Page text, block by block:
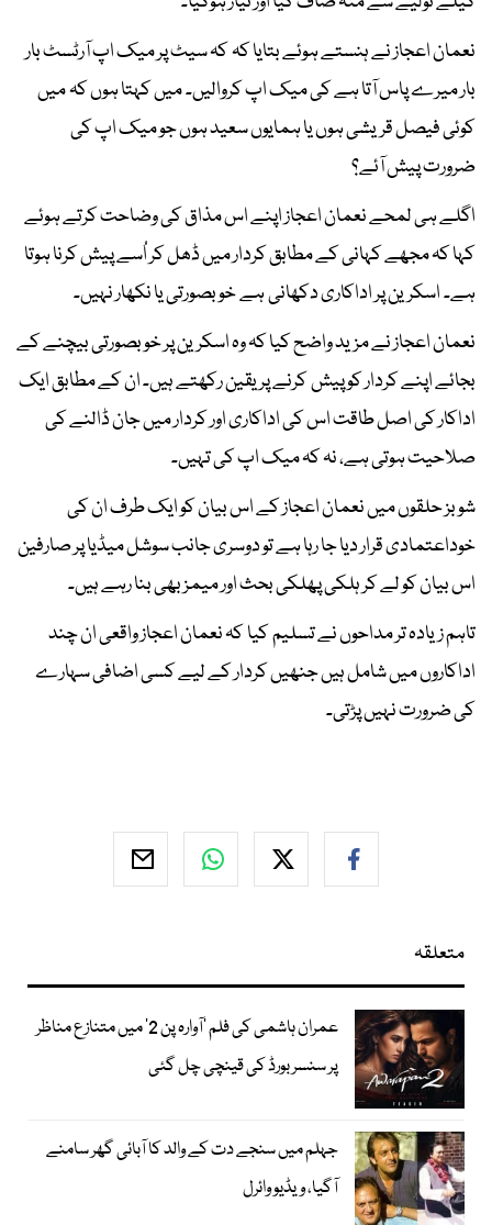
نعمان اعجاز نے ہنستے ہوئے بتایا کہ کہ سیٹ پر میک اپ آرٹسٹ بار
بار میرے پاس آتا ہے کی میک اپ کروالیں۔ میں کہتا ہوں کہ میں
کوئی فیصل قریشی ہوں یا ہمایوں سعید ہوں جو میک اپ کی
ضرورت پیش آئے؟
اگلے ہی لمحے نعمان اعجاز اپنے اس مذاق کی وضاحت کرتے ہوئے
کہا کہ مجھے کہانی کے مطابق کردار میں ڈھل کر اُسے پیش کرنا ہوتا
ہے۔ اسکرین پر اداکاری دکھانی ہے خوبصورتی یا نکھار نہیں۔
نعمان اعجاز نے مزید واضح کیا کہ وہ اسکرین پر خوبصورتی بیچنے کے
بجائے اپنے کردار کو پیش کرنے پر یقین رکھتے ہیں۔ ان کے مطابق ایک
اداکار کی اصل طاقت اس کی اداکاری اور کردار میں جان ڈالنے کی
صلاحیت ہوتی ہے، نہ کہ میک اپ کی تہیں۔
شوبز حلقوں میں نعمان اعجاز کے اس بیان کو ایک طرف ان کی
خوداعتمادی قرار دیا جا رہا ہے تو دوسری جانب سوشل میڈیا پر صارفین
اس بیان کو لے کر ہلکی پھلکی بحث اور میمز بھی بنا رہے ہیں۔
تاہم زیادہ تر مداحوں نے تسلیم کیا کہ نعمان اعجاز واقعی ان چند
اداکاروں میں شامل ہیں جنھیں کردار کے لیے کسی اضافی سہارے
کی ضرورت نہیں پڑتی۔
متعلقہ
عمران ہاشمی کی فلم ’آوارہ پن 2‘ میں متنازع مناظر
پر سنسر بورڈ کی قینچی چل گئی
جہلم میں سنجے دت کے والد کا آبائی گھر سامنے
آگیا، ویڈیو وائرل